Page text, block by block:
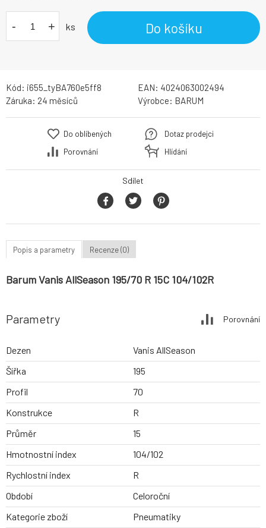
- + ks Do košíku
Kód: i655_tyBA760e5ff8 EAN: 4024063002494
Záruka: 24 měsíců Výrobce: BARUM
Do oblíbených
Porovnání
Dotaz prodejci
Hlídání
Sdílet
Popis a parametry Recenze (0)
Barum Vanis AllSeason 195/70 R 15C 104/102R
Parametry Porovnání
Dezen
Vanis AllSeason
Šířka
195
Profil
70
Konstrukce
R
Průměr
15
Hmotnostní index
104/102
Rychlostní index
R
Období
Celoroční
Kategorie zboží
Pneumatiky